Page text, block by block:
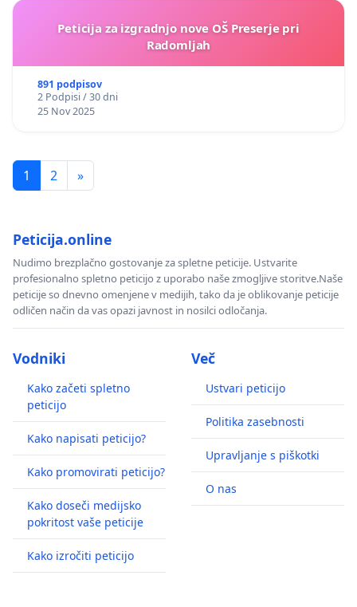
Peticija za izgradnjo nove OŠ Preserje pri
Radomljah
891 podpisov
2 Podpisi / 30 dni
25 Nov 2025
1 2 »
Peticija.online
Nudimo brezplačno gostovanje za spletne peticije. Ustvarite
profesionalno spletno peticijo z uporabo naše zmogljive storitve.Naše
peticije so dnevno omenjene v medijih, tako da je oblikovanje peticije
odličen način da vas opazi javnost in nosilci odločanja.
Vodniki
Kako začeti spletno
peticijo
Kako napisati peticijo?
Kako promovirati peticijo?
Kako doseči medijsko
pokritost vaše peticije
Kako izročiti peticijo
Več
Ustvari peticijo
Politika zasebnosti
Upravljanje s piškotki
O nas